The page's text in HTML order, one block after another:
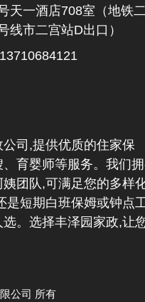
天一酒店708室（地铁‬
线市二‬宫站D出口）
13710684121
司,提供优质的住家保
育婴师等服务。我们
团队,可满足您的多样
是短期白班保姆或钟点
。选择丰泽园家政,让
公司 所有